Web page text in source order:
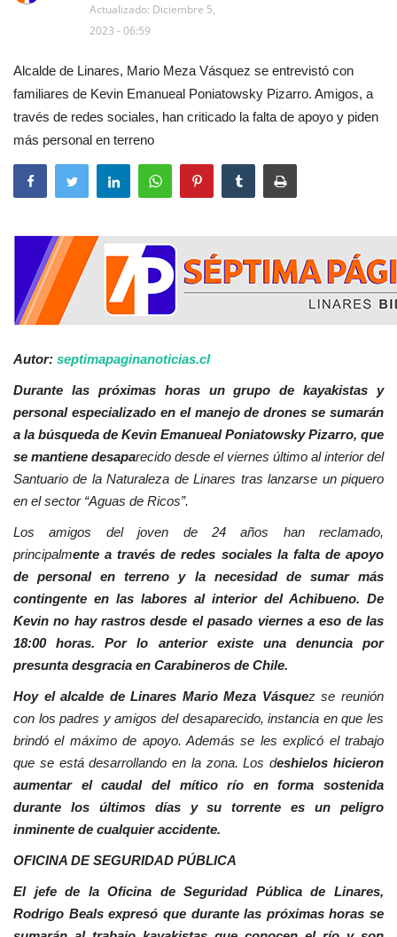
Actualizado: Diciembre 5,
2023 - 06:59
Alcalde de Linares, Mario Meza Vásquez se entrevistó con
familiares de Kevin Emanueal Poniatowsky Pizarro. Amigos, a
través de redes sociales, han criticado la falta de apoyo y piden
más personal en terreno
Autor: septimapaginanoticias.cl
Durante las próximas horas un grupo de kayakistas y
personal especializado en el manejo de drones se sumarán
a la búsqueda de Kevin Emanueal Poniatowsky Pizarro, que
se mantiene desaparecido desde el viernes último al interior del
Santuario de la Naturaleza de Linares tras lanzarse un piquero
en el sector “Aguas de Ricos”.
Los amigos del joven de 24 años han reclamado,
principalmente a través de redes sociales la falta de apoyo
de personal en terreno y la necesidad de sumar más
contingente en las labores al interior del Achibueno. De
Kevin no hay rastros desde el pasado viernes a eso de las
18:00 horas. Por lo anterior existe una denuncia por
presunta desgracia en Carabineros de Chile.
Hoy el alcalde de Linares Mario Meza Vásquez se reunión
con los padres y amigos del desaparecido, instancia en que les
brindó el máximo de apoyo. Además se les explicó el trabajo
que se está desarrollando en la zona. Los deshielos hicieron
aumentar el caudal del mítico río en forma sostenida
durante los últimos días y su torrente es un peligro
inminente de cualquier accidente.
OFICINA DE SEGURIDAD PÚBLICA
El jefe de la Oficina de Seguridad Pública de Linares,
Rodrigo Beals expresó que durante las próximas horas se